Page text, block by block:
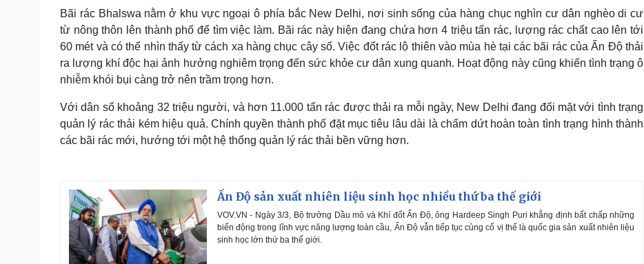
Bãi rác Bhalswa nằm ở khu vực ngoại ô phía bắc New Delhi, nơi sinh sống của hàng chục nghìn cư dân nghèo di cư
từ nông thôn lên thành phố để tìm việc làm. Bãi rác này hiện đang chứa hơn 4 triệu tấn rác, lượng rác chất cao lên tới
60 mét và có thể nhìn thấy từ cách xa hàng chục cây số. Việc đốt rác lộ thiên vào mùa hè tại các bãi rác của Ấn Độ thải
ra lượng khí độc hại ảnh hưởng nghiêm trọng đến sức khỏe cư dân xung quanh. Hoạt động này cũng khiến tình trạng ô
nhiễm khói bụi càng trở nên trầm trọng hơn.
Với dân số khoảng 32 triệu người, và hơn 11.000 tấn rác được thải ra mỗi ngày, New Delhi đang đối mặt với tình trạng
quản lý rác thải kém hiệu quả. Chính quyền thành phố đặt mục tiêu lâu dài là chấm dứt hoàn toàn tình trạng hình thành
các bãi rác mới, hướng tới một hệ thống quản lý rác thải bền vững hơn.
Ấn Độ sản xuất nhiên liệu sinh học nhiều thứ ba thế giới
VOV.VN - Ngày 3/3, Bộ trưởng Dầu mỏ và Khí đốt Ấn Độ, ông Hardeep Singh Puri khẳng định bất chấp những
biến động trong lĩnh vực năng lượng toàn cầu, Ấn Độ vẫn tiếp tục củng cố vị thế là quốc gia sản xuất nhiên liệu
sinh học lớn thứ ba thế giới.